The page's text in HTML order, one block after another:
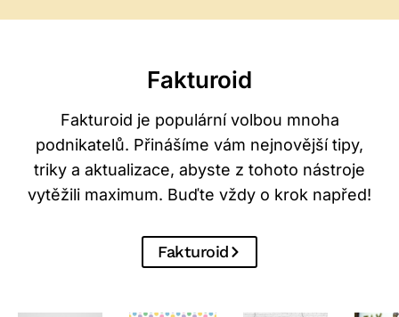
Fakturoid
Fakturoid je populární volbou mnoha
podnikatelů. Přinášíme vám nejnovější tipy,
triky a aktualizace, abyste z tohoto nástroje
vytěžili maximum. Buďte vždy o krok napřed!
Fakturoid